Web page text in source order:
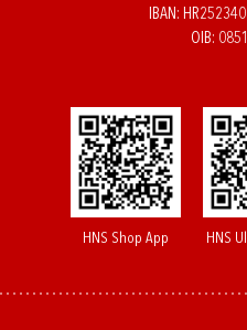
IBAN:
OIB:
HNS Shop App HNS